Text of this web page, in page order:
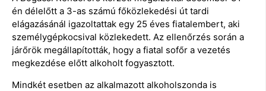
én délelőtt a 3-as számú főközlekedési út tardi
elágazásánál igazoltattak egy 25 éves fiatalembert, aki
személygépkocsival közlekedett. Az ellenőrzés során a
járőrök megállapították, hogy a fiatal sofőr a vezetés
megkezdése előtt alkoholt fogyasztott.
Mindkét esetben az alkalmazott alkoholszonda is